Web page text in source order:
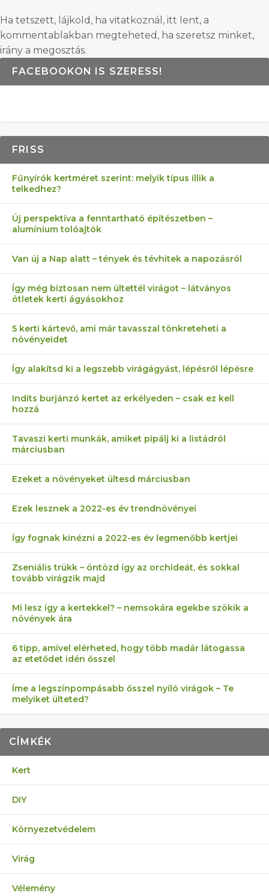
Ha tetszett, lájkold, ha vitatkoznál, itt lent, a
kommentablakban megteheted, ha szeretsz minket,
irány a megosztás.
FACEBOOKON IS SZERESS!
FRISS
Fűnyírók kertméret szerint: melyik típus illik a
telkedhez?
Új perspektíva a fenntartható építészetben –
alumínium tolóajtók
Van új a Nap alatt – tények és tévhitek a napozásról
Így még biztosan nem ültettél virágot – látványos
ötletek kerti ágyásokhoz
5 kerti kártevő, ami már tavasszal tönkreteheti a
növényeidet
Így alakítsd ki a legszebb virágágyást, lépésről lépésre
Indíts burjánzó kertet az erkélyeden – csak ez kell
hozzá
Tavaszi kerti munkák, amiket pipálj ki a listádról
márciusban
Ezeket a növényeket ültesd márciusban
Ezek lesznek a 2022-es év trendnövényei
Így fognak kinézni a 2022-es év legmenőbb kertjei
Zseniális trükk – öntözd így az orchideát, és sokkal
tovább virágzik majd
Mi lesz így a kertekkel? – nemsokára egekbe szökik a
növények ára
6 tipp, amivel elérheted, hogy több madár látogassa
az etetődet idén ősszel
Íme a legszínpompásabb ősszel nyíló virágok – Te
melyiket ülteted?
CÍMKÉK
Kert
DIY
Környezetvédelem
Virág
Vélemény